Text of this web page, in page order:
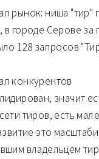
рынок: ниша "тир"
в городе Серове
128 запросов
конкурентов
значит
тиров, есть
это
владельцем